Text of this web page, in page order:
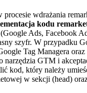
wdrażania
kodu
Ads, Facebook
szyfr. W przypadku
Tag Managera
narzędzia GTM i
kod, który należy
w sekcji (head)